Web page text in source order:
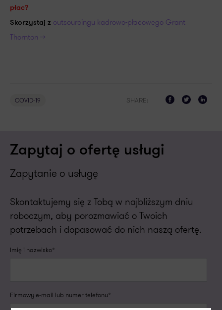
płac?
Skorzystaj z outsourcingu kadrowo-płacowego Grant
Thornton >>
COVID-19 SHARE:
Zapytaj o ofertę usługi
Zapytanie o usługę
Skontaktujemy się z Tobą w najbliższym dniu
roboczym, aby porozmawiać o Twoich
potrzebach i dopasować do nich naszą ofertę.
Imię i nazwisko*
Firmowy e-mail lub numer telefonu*